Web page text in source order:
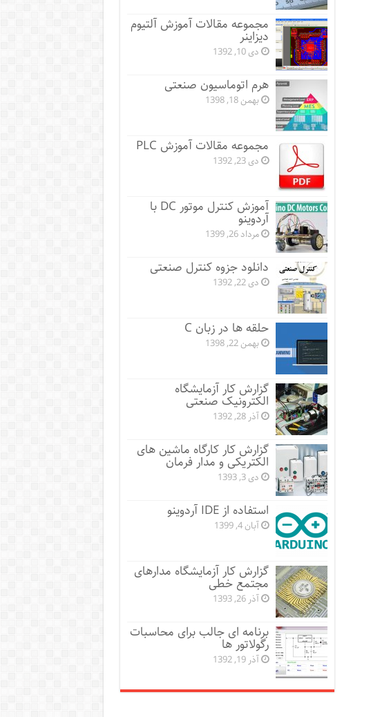
مجموعه مقالات آموزش آلتیوم
دیزاینر
دی 10, 1392
هرم اتوماسیون صنعتی
بهمن 18, 1398
مجموعه مقالات آموزش PLC
دی 23, 1392
آموزش کنترل موتور DC با
آردوینو
مرداد 26, 1399
دانلود جزوه کنترل صنعتی
دی 22, 1392
حلقه ها در زبان C
بهمن 22, 1398
گزارش کار آزمایشگاه
الکترونیک صنعتی
آذر 28, 1392
گزارش کار کارگاه ماشین های
الکتریکی و مدار فرمان
دی 3, 1393
استفاده از IDE آردوینو
آبان 4, 1399
گزارش کار آزمایشگاه مدارهای
مجتمع خطی
آذر 26, 1393
برنامه ای جالب برای محاسبات
رگولاتور ها
آذر 19, 1392